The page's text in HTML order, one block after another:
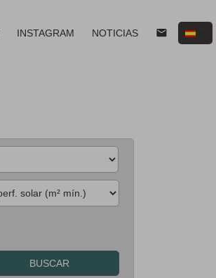
INSTAGRAM NOTICIAS email
BUSCAR